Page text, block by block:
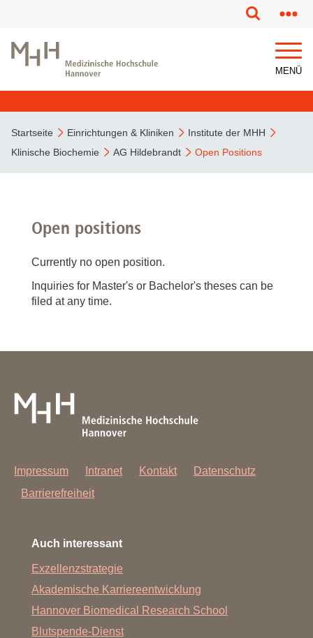
MENÜ
Startseite Einrichtungen & Kliniken
Institute der MHH
Klinische Biochemie
AG Hildebrandt Open Positions
Open positions
Currently no open position.
Inquiries for Master's or Bachelor's theses can be
filed at any time.
Impressum Intranet Kontakt
Datenschutz
Barrierefreiheit
Auch interessant
Exzellenzstrategie
Akademische Karriereentwicklung
Hannover Biomedical Research School
Blutspende-Dienst